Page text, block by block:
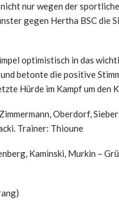
nur wegen der
gegen Hertha BSC die
optimistisch in das
betonte die positive
Hürde im Kampf um den
Oberdorf,
Trainer: Thioune
Kaminski, Murkin –